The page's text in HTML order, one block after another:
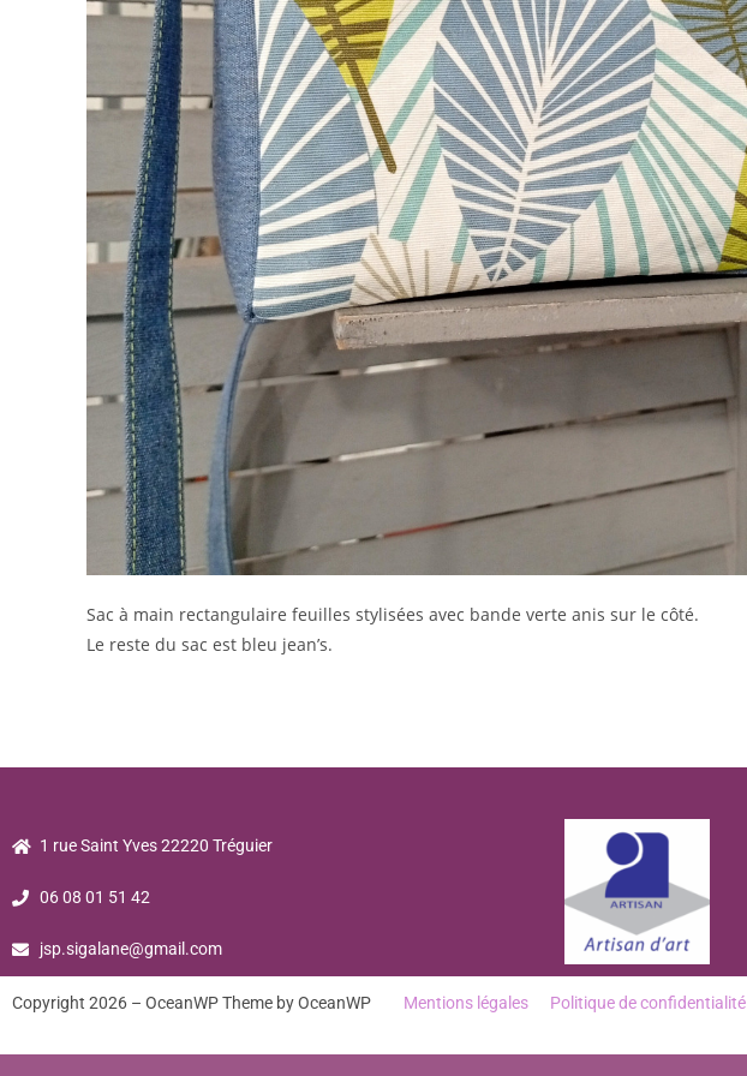
Sac à main rectangulaire feuilles stylisées avec bande verte anis sur le côté.
Le reste du sac est bleu jean’s.
1 rue Saint Yves 22220 Tréguier
06 08 01 51 42
jsp.sigalane@gmail.com
Copyright 2026 – OceanWP Theme by OceanWP Mentions légales Politique de confidentialité